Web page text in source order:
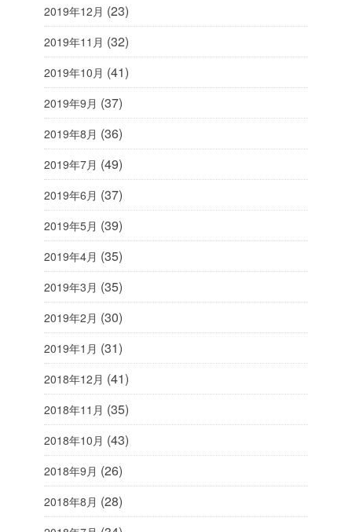
2019年12月 (23)
2019年11月 (32)
2019年10月 (41)
2019年9月 (37)
2019年8月 (36)
2019年7月 (49)
2019年6月 (37)
2019年5月 (39)
2019年4月 (35)
2019年3月 (35)
2019年2月 (30)
2019年1月 (31)
2018年12月 (41)
2018年11月 (35)
2018年10月 (43)
2018年9月 (26)
2018年8月 (28)